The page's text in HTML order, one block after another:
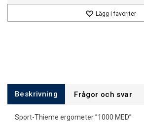
Lägg i favoriter
Beskrivning Frågor och svar
Sport-Thieme ergometer ”1000 MED”